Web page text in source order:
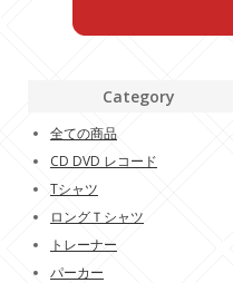
Category
全ての商品
CD DVD レコード
Tシャツ
ロングＴシャツ
トレーナー
パーカー